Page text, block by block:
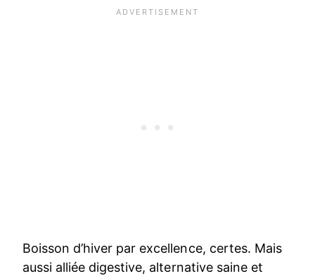
Boisson d’hiver par excellence, certes. Mais
aussi alliée digestive, alternative saine et